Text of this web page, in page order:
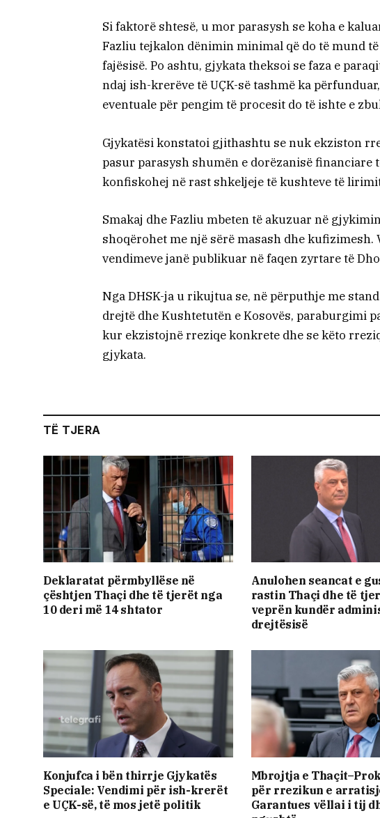
Si faktorë shtesë, u mor parasysh se koha e
Fazliu tejkalon dënimin minimal që do të mund
fajësisë. Po ashtu, gjykata theksoi se faza e
ndaj ish-krerëve të UÇK-së tashmë ka
eventuale për pengim të procesit do të ishte e
Gjykatësi konstatoi gjithashtu se nuk ekziston
pasur parasysh shumën e dorëzanisë financiare
konfiskohej në rast shkeljeje të kushteve të
Smakaj dhe Fazliu mbeten të akuzuar në
shoqërohet me një sërë masash dhe
vendimeve janë publikuar në faqen zyrtare të
Nga DHSK-ja u rikujtua se, në përputhje me
drejtë dhe Kushtetutën e Kosovës, paraburgimi
kur ekzistojnë rreziqe konkrete dhe se këto
gjykata.
TË TJERA
Deklaratat përmbyllëse në
çështjen Thaçi dhe të tjerët nga
10 deri më 14 shtator
Anulohen seancat e
rastin Thaçi dhe të
veprën kundër
drejtësisë
Konjufca i bën thirrje Gjykatës
Speciale: Vendimi për ish-krerët
e UÇK-së, të mos jetë politik
​Mbrojtja e
për rrezikun e
Garantues vëllai i tij